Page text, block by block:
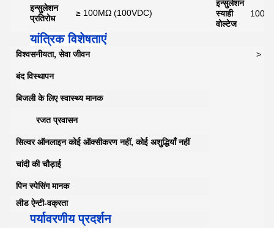
इन्सुलेशन
प्रतिरोध
≥ 100MΩ (100VDC)
इन्सुलेशन
स्याही
वोल्टेज
यांत्रिक विशेषताएं
विश्वसनीयता, सेवा जीवन > 1
बंद विस्थापन
बिजली के लिए स्वास्थ्य मानक
रजत प्रवासन
सिल्वर ऑनलाइन कोई ऑक्सीकरण नहीं, कोई अशुद्धियाँ नहीं
चांदी की चौड़ाई
पिन स्पेसिंग मानक
लीड ऐन्टी-वक्रता
पर्यावरणीय प्रदर्शन